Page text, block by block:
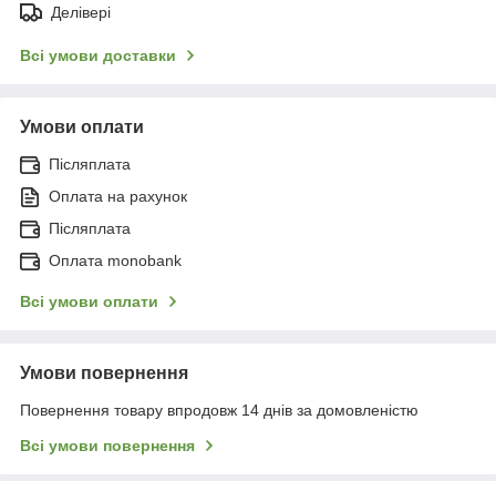
Делівері
Всі умови доставки
Умови оплати
Післяплата
Оплата на рахунок
Післяплата
Оплата monobank
Всі умови оплати
Умови повернення
Повернення товару впродовж 14 днів за домовленістю
Всі умови повернення